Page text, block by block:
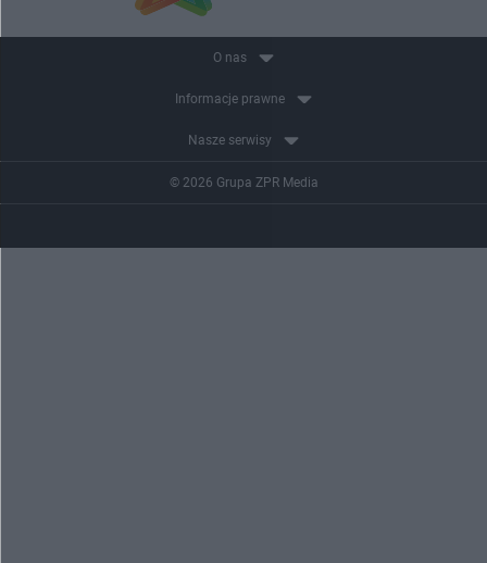
O nas
Informacje prawne
Nasze serwisy
© 2026 Grupa ZPR Media